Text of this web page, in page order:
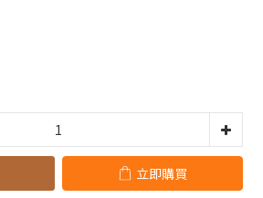
立即購買